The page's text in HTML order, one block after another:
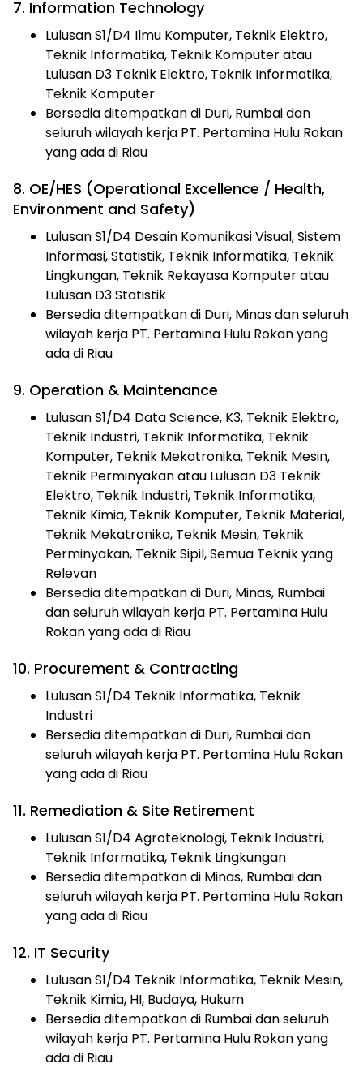
7. Information Technology
Lulusan S1/D4 Ilmu Komputer, Teknik Elektro,
Teknik Informatika, Teknik Komputer atau
Lulusan D3 Teknik Elektro, Teknik Informatika,
Teknik Komputer
Bersedia ditempatkan di Duri, Rumbai dan
seluruh wilayah kerja PT. Pertamina Hulu Rokan
yang ada di Riau
8. OE/HES (Operational Excellence / Health,
Environment and Safety)
Lulusan S1/D4 Desain Komunikasi Visual, Sistem
Informasi, Statistik, Teknik Informatika, Teknik
Lingkungan, Teknik Rekayasa Komputer atau
Lulusan D3 Statistik
Bersedia ditempatkan di Duri, Minas dan seluruh
wilayah kerja PT. Pertamina Hulu Rokan yang
ada di Riau
9. Operation & Maintenance
Lulusan S1/D4 Data Science, K3, Teknik Elektro,
Teknik Industri, Teknik Informatika, Teknik
Komputer, Teknik Mekatronika, Teknik Mesin,
Teknik Perminyakan atau Lulusan D3 Teknik
Elektro, Teknik Industri, Teknik Informatika,
Teknik Kimia, Teknik Komputer, Teknik Material,
Teknik Mekatronika, Teknik Mesin, Teknik
Perminyakan, Teknik Sipil, Semua Teknik yang
Relevan
Bersedia ditempatkan di Duri, Minas, Rumbai
dan seluruh wilayah kerja PT. Pertamina Hulu
Rokan yang ada di Riau
10. Procurement & Contracting
Lulusan S1/D4 Teknik Informatika, Teknik
Industri
Bersedia ditempatkan di Duri, Rumbai dan
seluruh wilayah kerja PT. Pertamina Hulu Rokan
yang ada di Riau
11. Remediation & Site Retirement
Lulusan S1/D4 Agroteknologi, Teknik Industri,
Teknik Informatika, Teknik Lingkungan
Bersedia ditempatkan di Minas, Rumbai dan
seluruh wilayah kerja PT. Pertamina Hulu Rokan
yang ada di Riau
12. IT Security
Lulusan S1/D4 Teknik Informatika, Teknik Mesin,
Teknik Kimia, HI, Budaya, Hukum
Bersedia ditempatkan di Rumbai dan seluruh
wilayah kerja PT. Pertamina Hulu Rokan yang
ada di Riau